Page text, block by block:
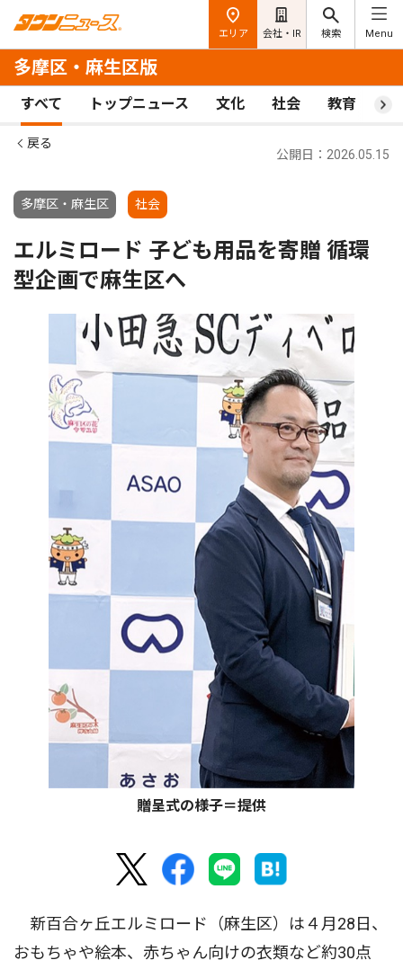
エリア 会社・IR 検索 Menu
多摩区・麻生区版
すべて トップニュース 文化 社会 教育 ス
戻る
多摩区・麻生区 社会
公開日：2026.05.15
エルミロード 子ども用品を寄贈 循環
型企画で麻生区へ
贈呈式の様子＝提供
新百合ヶ丘エルミロード（麻生区）は４月28日、
おもちゃや絵本、赤ちゃん向けの衣類など約30点